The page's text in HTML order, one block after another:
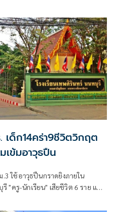
เด็ก14คร่า9ชีวิตวิกฤต
ข้มอาวุธปืน
.3 ใช้อาวุธปืนกราดยิงภายใน